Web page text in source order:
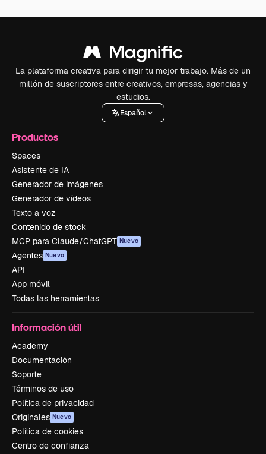
La plataforma creativa para dirigir tu mejor trabajo. Más de un
millón de suscriptores entre creativos, empresas, agencias y
estudios.
Español
Productos
Spaces
Asistente de IA
Generador de imágenes
Generador de vídeos
Texto a voz
Contenido de stock
MCP para Claude/ChatGPT Nuevo
Agentes Nuevo
API
App móvil
Todas las herramientas
Información útil
Academy
Documentación
Soporte
Términos de uso
Política de privacidad
Originales Nuevo
Política de cookies
Centro de confianza